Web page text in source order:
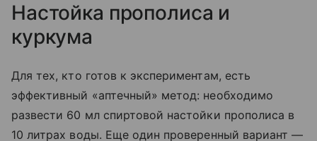
Настойка прополиса и
куркума
Для тех, кто готов к экспериментам, есть
эффективный «аптечный» метод: необходимо
развести 60 мл спиртовой настойки прополиса в
10 литрах воды. Еще один проверенный вариант —